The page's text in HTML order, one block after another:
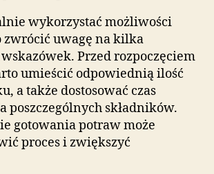
wykorzystać możliwości
zwrócić uwagę na kilka
Przed rozpoczęciem
umieścić odpowiednią ilość
a także dostosować czas
poszczególnych składników.
gotowania potraw może
proces i zwiększyć